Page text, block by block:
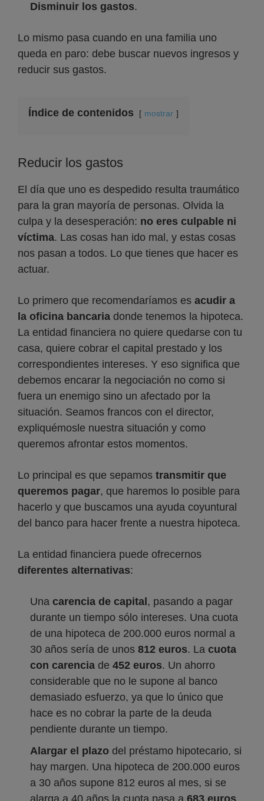
Disminuir los gastos.
Lo mismo pasa cuando en una familia uno
queda en paro: debe buscar nuevos ingresos y
reducir sus gastos.
Índice de contenidos mostrar
Reducir los gastos
El día que uno es despedido resulta traumático
para la gran mayoría de personas. Olvida la
culpa y la desesperación: no eres culpable ni
víctima. Las cosas han ido mal, y estas cosas
nos pasan a todos. Lo que tienes que hacer es
actuar.
Lo primero que recomendaríamos es acudir a
la oficina bancaria donde tenemos la hipoteca.
La entidad financiera no quiere quedarse con tu
casa, quiere cobrar el capital prestado y los
correspondientes intereses. Y eso significa que
debemos encarar la negociación no como si
fuera un enemigo sino un afectado por la
situación. Seamos francos con el director,
expliquémosle nuestra situación y como
queremos afrontar estos momentos.
Lo principal es que sepamos transmitir que
queremos pagar, que haremos lo posible para
hacerlo y que buscamos una ayuda coyuntural
del banco para hacer frente a nuestra hipoteca.
La entidad financiera puede ofrecernos
diferentes alternativas:
Una carencia de capital , pasando a pagar
durante un tiempo sólo intereses. Una cuota
de una hipoteca de 200.000 euros normal a
30 años sería de unos 812 euros. La cuota
con carencia de 452 euros. Un ahorro
considerable que no le supone al banco
demasiado esfuerzo, ya que lo único que
hace es no cobrar la parte de la deuda
pendiente durante un tiempo.
Alargar el plazo del préstamo hipotecario, si
hay margen. Una hipoteca de 200.000 euros
a 30 años supone 812 euros al mes, si se